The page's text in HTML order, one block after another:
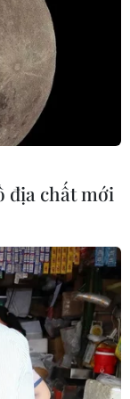
địa chất mới